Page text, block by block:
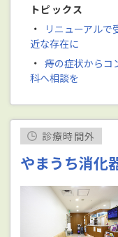
トピックス
・
リニューアルで
近な存在に
・ 痔の症状からコ
科へ相談を
診療時間外
やまうち消化